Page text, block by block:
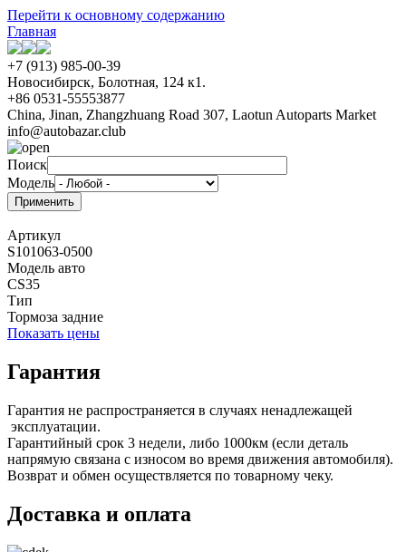
Перейти к основному содержанию
Главная
+7 (913) 985-00-39
Новосибирск, Болотная, 124 к1.
+86 0531-55553877
China, Jinan, Zhangzhuang Road 307, Laotun Autoparts Market
info@autobazar.club
Поиск
Модель
Артикул
S101063-0500
Модель авто
CS35
Тип
Тормоза задние
Показать цены
Гарантия
Гарантия не распространяется в случаях ненадлежащей
эксплуатации.
Гарантийный срок 3 недели, либо 1000км (если деталь
напрямую связана с износом во время движения автомобиля).
Возврат и обмен осуществляется по товарному чеку.
Доставка и оплата